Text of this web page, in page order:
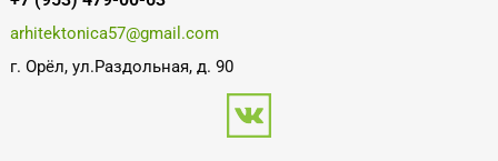
arhitektonica57@gmail.com
г. Орёл, ул.Раздольная, д. 90